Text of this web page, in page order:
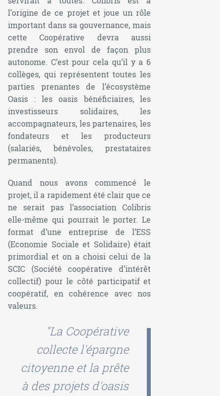
l’origine de ce projet et joue un rôle
important dans sa gouvernance, mais
cette Coopérative devra aussi
prendre son envol de façon plus
autonome. C’est pour cela qu’il y a 6
collèges, qui représentent toutes les
parties prenantes de l’écosystème
Oasis : les oasis bénéficiaires, les
investisseurs solidaires, les
accompagnateurs, les partenaires, les
fondateurs et les producteurs
(salariés, bénévoles, prestataires
permanents).
Quand nous avons commencé le
projet, il a rapidement été clair que ce
ne serait pas l’association Colibris
elle-même qui pourrait le porter. Le
format d’une entreprise de l’ESS
(Economie Sociale et Solidaire) était
primordial et on a choisi celui de la
SCIC (Société coopérative d’intérêt
collectif) pour le côté participatif et
coopératif, en cohérence avec nos
valeurs.
"La Coopérative
collecte l'épargne
citoyenne et la prête
à des projets d'oasis